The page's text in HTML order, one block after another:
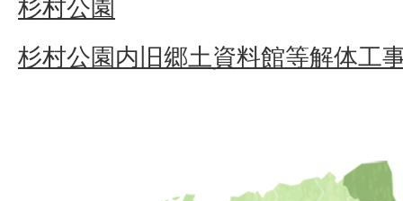
杉村公園
杉村公園内旧郷土資料館等解体工